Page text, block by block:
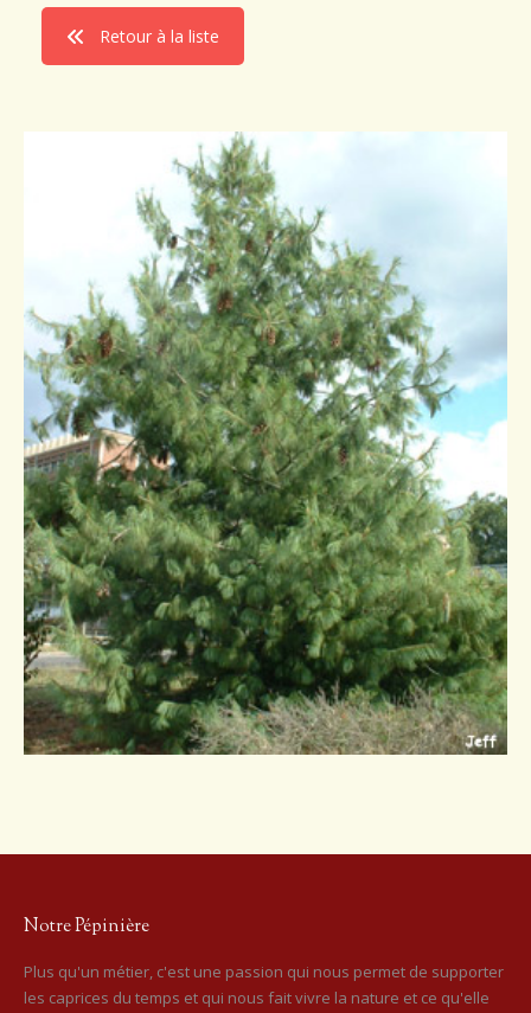
Retour à la liste
Notre Pépinière
Plus qu'un métier, c'est une passion qui nous permet de supporter
les caprices du temps et qui nous fait vivre la nature et ce qu'elle